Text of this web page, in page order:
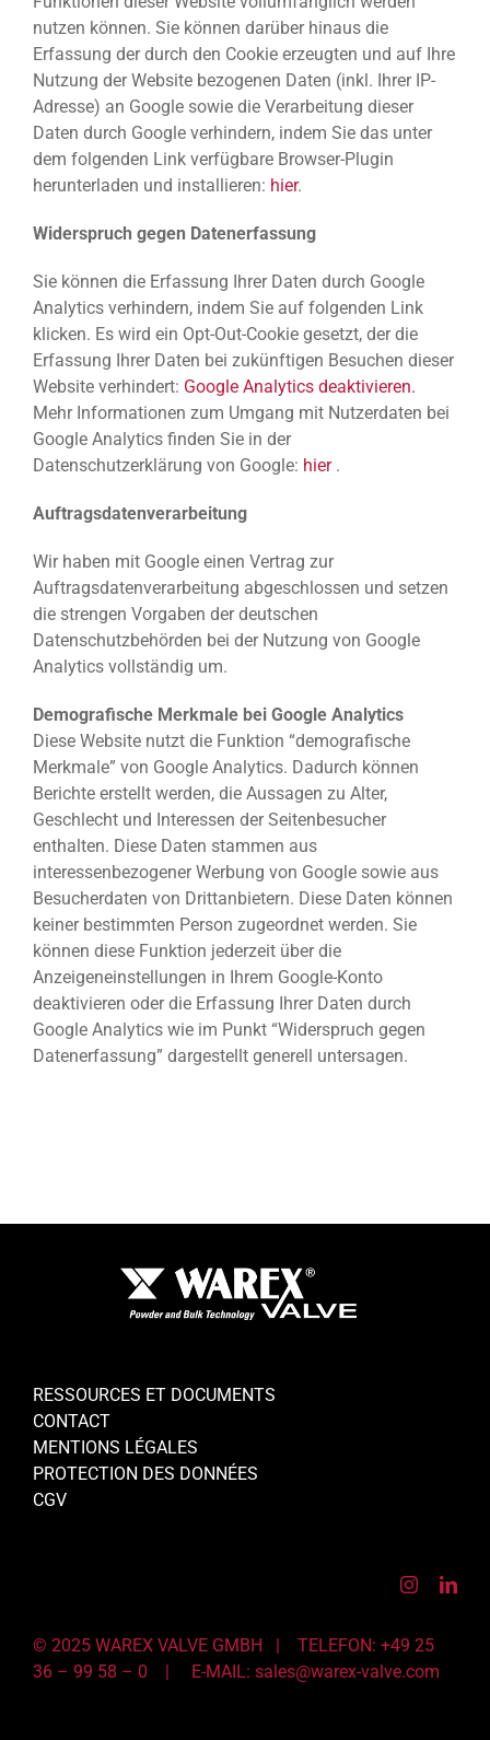
nutzen können. Sie können darüber hinaus die
Erfassung der durch den Cookie erzeugten und auf Ihre
Nutzung der Website bezogenen Daten (inkl. Ihrer IP-
Adresse) an Google sowie die Verarbeitung dieser
Daten durch Google verhindern, indem Sie das unter
dem folgenden Link verfügbare Browser-Plugin
herunterladen und installieren: hier.
Widerspruch gegen Datenerfassung
Sie können die Erfassung Ihrer Daten durch Google
Analytics verhindern, indem Sie auf folgenden Link
klicken. Es wird ein Opt-Out-Cookie gesetzt, der die
Erfassung Ihrer Daten bei zukünftigen Besuchen dieser
Website verhindert: Google Analytics deaktivieren.
Mehr Informationen zum Umgang mit Nutzerdaten bei
Google Analytics finden Sie in der
Datenschutzerklärung von Google: hier.
Auftragsdatenverarbeitung
Wir haben mit Google einen Vertrag zur
Auftragsdatenverarbeitung abgeschlossen und setzen
die strengen Vorgaben der deutschen
Datenschutzbehörden bei der Nutzung von Google
Analytics vollständig um.
Demografische Merkmale bei Google Analytics
Diese Website nutzt die Funktion “demografische
Merkmale” von Google Analytics. Dadurch können
Berichte erstellt werden, die Aussagen zu Alter,
Geschlecht und Interessen der Seitenbesucher
enthalten. Diese Daten stammen aus
interessenbezogener Werbung von Google sowie aus
Besucherdaten von Drittanbietern. Diese Daten können
keiner bestimmten Person zugeordnet werden. Sie
können diese Funktion jederzeit über die
Anzeigeneinstellungen in Ihrem Google-Konto
deaktivieren oder die Erfassung Ihrer Daten durch
Google Analytics wie im Punkt “Widerspruch gegen
Datenerfassung” dargestellt generell untersagen.
RESSOURCES ET DOCUMENTS
CONTACT
MENTIONS LÉGALES
PROTECTION DES DONNÉES
CGV
© 2025 WAREX VALVE GMBH | TELEFON: +49 25
36 – 99 58 – 0 |
E-MAIL: sales@warex-valve.com